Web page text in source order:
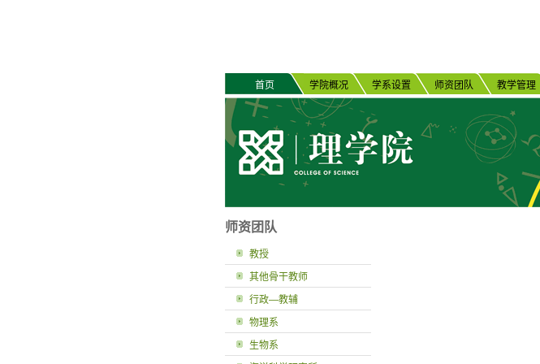
首页 学院概况 学系设置 师资团队 教学管理
师资团队
教授
其他骨干教师
行政—教辅
物理系
生物系